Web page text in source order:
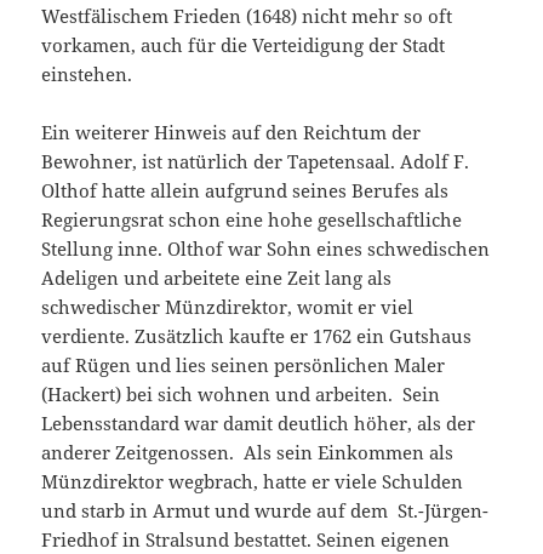
Westfälischem Frieden (1648) nicht mehr so oft
vorkamen, auch für die Verteidigung der Stadt
einstehen.
Ein weiterer Hinweis auf den Reichtum der
Bewohner, ist natürlich der Tapetensaal. Adolf F.
Olthof hatte allein aufgrund seines Berufes als
Regierungsrat schon eine hohe gesellschaftliche
Stellung inne. Olthof war Sohn eines schwedischen
Adeligen und arbeitete eine Zeit lang als
schwedischer Münzdirektor, womit er viel
verdiente. Zusätzlich kaufte er 1762 ein Gutshaus
auf Rügen und lies seinen persönlichen Maler
(Hackert) bei sich wohnen und arbeiten. Sein
Lebensstandard war damit deutlich höher, als der
anderer Zeitgenossen. Als sein Einkommen als
Münzdirektor wegbrach, hatte er viele Schulden
und starb in Armut und wurde auf dem St.-Jürgen-
Friedhof in Stralsund bestattet. Seinen eigenen